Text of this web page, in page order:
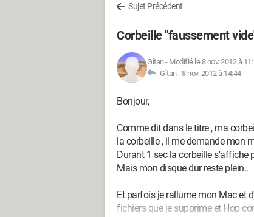
Sujet Précédent
Corbeille "faussement
Gîtan- Modifié le 8 nov. 2012 à
Gîtan -8 nov. 2012 à 14:44
Bonjour,
Comme dit dans le titre , ma
la corbeille , il me demande mon
Durant 1 sec la corbeille s'affiche
Mais mon disque dur reste plein..
Et parfois je rallume mon Mac et
fichiers que je supprime et Hop